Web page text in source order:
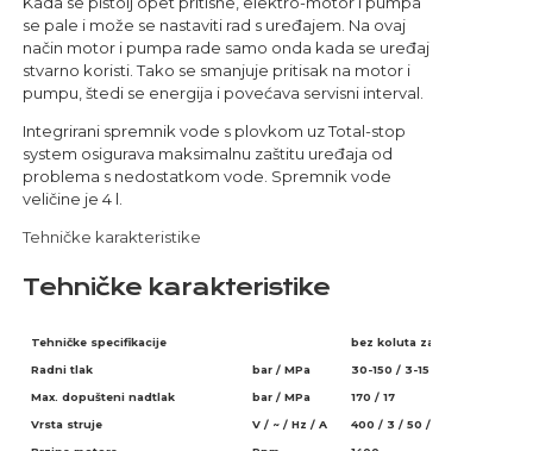
se pale i može se nastaviti rad s uređajem. Na ovaj
način motor i pumpa rade samo onda kada se uređaj
stvarno koristi. Tako se smanjuje pritisak na motor i
pumpu, štedi se energija i povećava servisni interval.
Integrirani spremnik vode s plovkom uz Total-stop
system osigurava maksimalnu zaštitu uređaja od
problema s nedostatkom vode. Spremnik vode
veličine je 4 l.
Tehničke karakteristike
Tehničke karakteristike
Tehničke specifikacije bez koluta za namatanje VT
Radni tlak bar / MPa 30-150 / 3-15
Max. dopušteni nadtlak bar / MPa 170 / 17
Vrsta struje V / ~ / Hz / A 400 / 3 / 50 / 7,2